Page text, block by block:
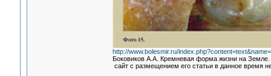
http://www.bolesmir.ru/
Боковиков А.А. Кремневая форма жизни на
сайт с размещением его статьи в данное время